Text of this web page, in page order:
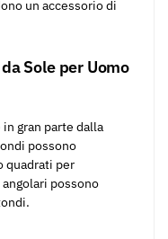
un accessorio di
Sole per Uomo
possono
quadrati per
possono